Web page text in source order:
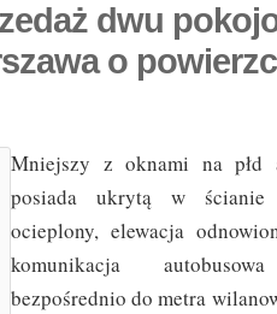
dwu
o
Mniejszy z oknami na płd
posiada ukrytą w ścianie
ocieplony, elewacja
komunikacja
bezpośrednio do metra